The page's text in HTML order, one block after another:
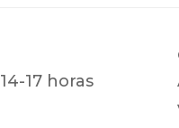
14-17 horas